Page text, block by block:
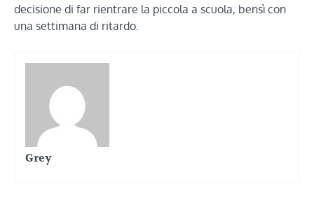
decisione di far rientrare la piccola a scuola, bensì con
una settimana di ritardo.
Grey